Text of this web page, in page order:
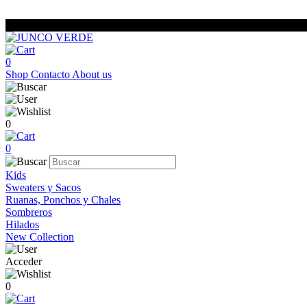
0
Shop Contacto About us
0
0
Kids
Sweaters y Sacos
Ruanas, Ponchos y Chales
Sombreros
Hilados
New Collection
Acceder
0